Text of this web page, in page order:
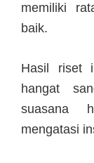
memiliki
baik.
Hasil riset
hangat
suasana
mengatasi